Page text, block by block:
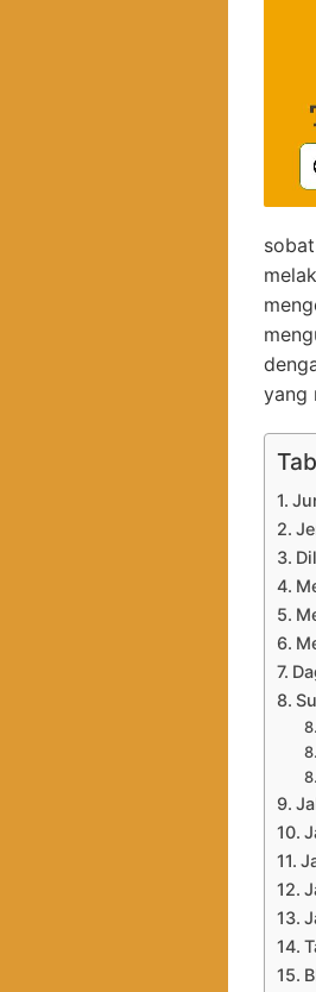
sobat
yang